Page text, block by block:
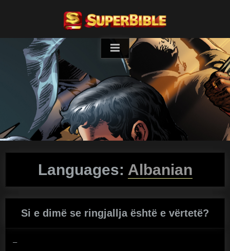
Languages: Albanian
Si e dimë se ringjallja është e vërtetë?
–